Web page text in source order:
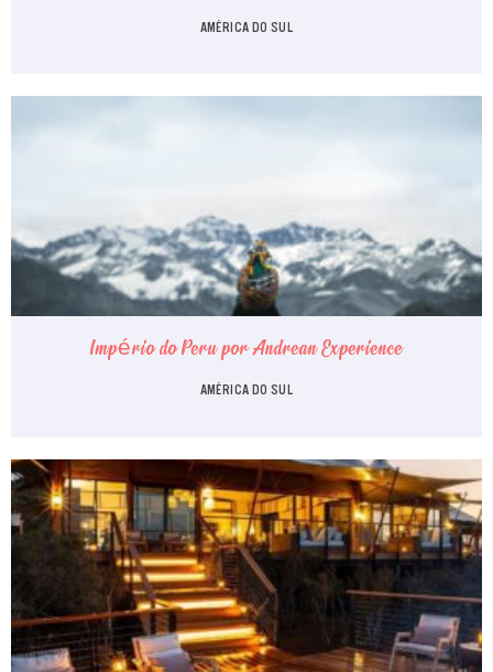
AMÉRICA DO SUL
Império do Peru por Andrean Experience
AMÉRICA DO SUL